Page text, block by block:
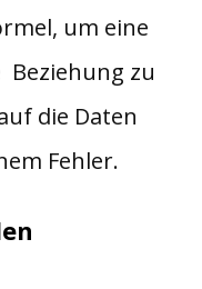
um eine
zu
die Daten
Fehler.